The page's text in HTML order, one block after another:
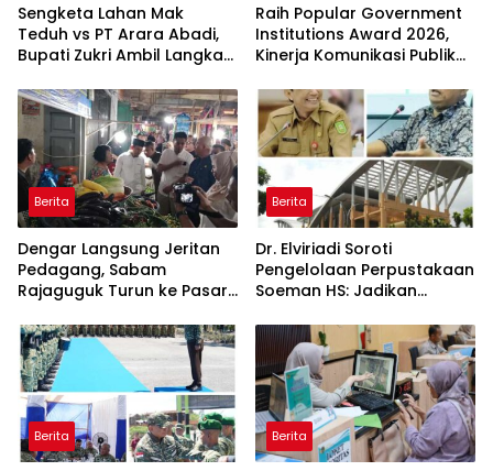
Sengketa Lahan Mak
Teduh vs PT Arara Abadi,
Bupati Zukri Ambil Langkah
Raih Popular Government
Institutions Award 2026,
Kinerja Komunikasi Publik
Kembali Diakui
Berita
Dengar Langsung Jeritan
Pedagang, Sabam
Rajaguguk Turun ke Pasar
Berita
Dr. Elviriadi Soroti
Pengelolaan Perpustakaan
Soeman HS: Jadikan
Kawah Candradimuka
Intelektual
Berita Berita